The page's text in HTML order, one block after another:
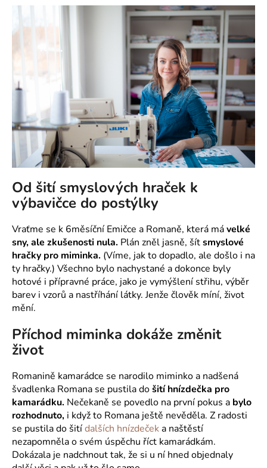
Od šití smyslových hraček k
výbavičce do postýlky
Vraťme se k 6měsíční Emičce a Romaně, která mávelké
sny, ale zkušenosti nula. Plán zněl jasně, šítsmyslové
hračky pro miminka. (Víme, jak to dopadlo, ale došlo i na
ty hračky.) Všechno bylo nachystané a dokonce byly
hotové i přípravné práce, jako je vymýšlení střihu, výběr
barev i vzorů a nastříhání látky. Jenže člověk míní, život
mění.
Příchod miminka dokáže změnit
život
Romanině kamarádce se narodilo miminko a nadšená
švadlenka Romana se pustila došití hnízdečka pro
kamarádku. Nečekaně se povedlo na první pokus a bylo
rozhodnuto, i když to Romana ještě nevěděla. Z radosti
se pustila do šitídalších hnízdečeka naštěstí
nezapomněla o svém úspěchu říct kamarádkám.
Dokázala je nadchnout tak, že si u ní hned objednaly